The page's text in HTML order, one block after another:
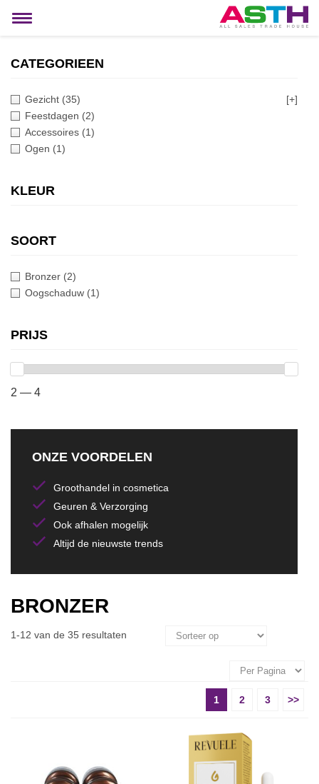
Toggle
CATEGORIEEN
Gezicht (35)
[+]
Feestdagen (2)
Accessoires (1)
Ogen (1)
KLEUR
SOORT
Bronzer (2)
Oogschaduw (1)
PRIJS
2 — 4
ONZE VOORDELEN
Groothandel in cosmetica
Geuren & Verzorging
Ook afhalen mogelijk
Altijd de nieuwste trends
BRONZER
1-12 van de 35 resultaten
1 2 3 >>